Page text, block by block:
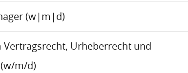
(w|m|d)
Urheberrecht und
m/d)